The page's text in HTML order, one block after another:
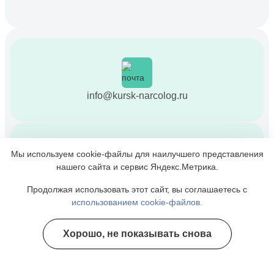
info@kursk-narcolog.ru
Информационная служба
Полезные курсы
Мы используем cookie-файлы для наилучшего представления
нашего сайта и сервис Яндекс.Метрика.
Продолжая использовать этот сайт, вы соглашаетесь с
использованием cookie-файлов.
Хорошо, не показывать снова